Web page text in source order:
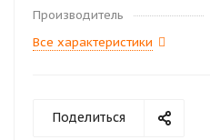
Производитель
Все характеристики
Поделиться